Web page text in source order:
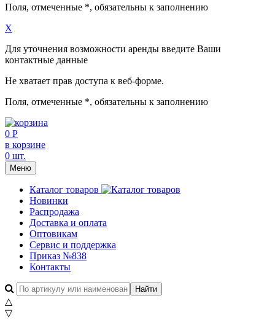
Поля, отмеченные *, обязательны к заполнению
X
Для уточнения возможности аренды введите Ваши
контактные данные
Не хватает прав доступа к веб-форме.
Поля, отмеченные *, обязательны к заполнению
0 Р
в корзине
0 шт.
Меню
Каталог товаров
Новинки
Распродажа
Доставка и оплата
Оптовикам
Сервис и поддержка
Приказ №838
Контакты
△
▽